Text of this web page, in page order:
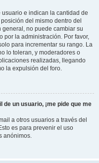
e indican la cantidad de
del mismo dentro del
no puede cambiar su
por la administración. Por favor,
para incrementar su rango. La
lo toleran, y moderadores o
realizadas, llegando
la expulsión del foro.
un usuario, ¡me pide que me
a otros usuarios a través del
es para prevenir el uso
anónimos.